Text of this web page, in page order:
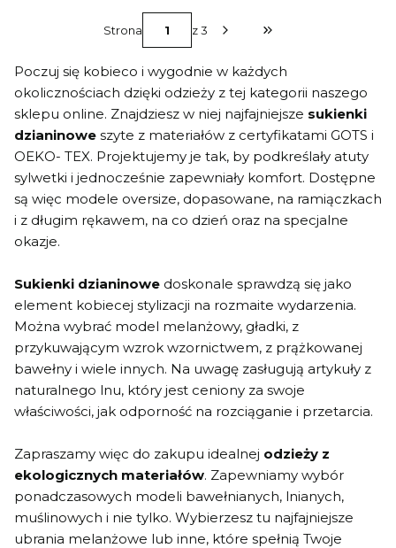
Strona z 3
Przejdź do ostatniej
Poczuj się kobieco i wygodnie w każdych
okolicznościach dzięki odzieży z tej kategorii naszego
sklepu online. Znajdziesz w niej najfajniejsze sukienki
dzianinowe szyte z materiałów z certyfikatami GOTS i
OEKO- TEX. Projektujemy je tak, by podkreślały atuty
sylwetki i jednocześnie zapewniały komfort. Dostępne
są więc modele oversize, dopasowane, na ramiączkach
i z długim rękawem, na co dzień oraz na specjalne
okazje.
Sukienki dzianinowe doskonale sprawdzą się jako
element kobiecej stylizacji na rozmaite wydarzenia.
Można wybrać model melanżowy, gładki, z
przykuwającym wzrok wzornictwem, z prążkowanej
bawełny i wiele innych. Na uwagę zasługują artykuły z
naturalnego lnu, który jest ceniony za swoje
właściwości, jak odporność na rozciąganie i przetarcia.
Zapraszamy więc do zakupu idealnej odzieży z
ekologicznych materiałów. Zapewniamy wybór
ponadczasowych modeli bawełnianych, lnianych,
muślinowych i nie tylko. Wybierzesz tu najfajniejsze
ubrania melanżowe lub inne, które spełnią Twoje